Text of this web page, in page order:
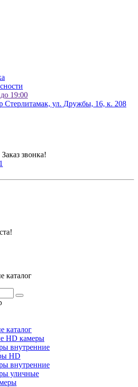
19:00
Стерлитамак, ул. Дружбы, 16, к. 208
звонка!
каталог
каталог
HD камеры
внутренние
HD
внутренние
уличные